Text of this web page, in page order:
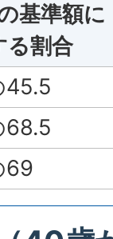
基準額に
る割合
45.5
68.5
69